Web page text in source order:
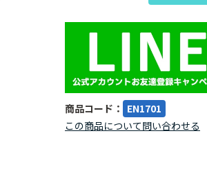
商品コード： EN1701
この商品について問い合わせる